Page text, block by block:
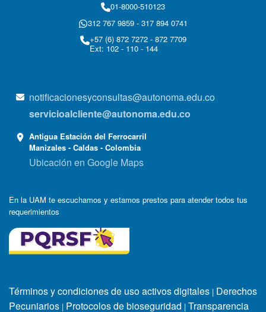
01-8000-510123
312 767 9859 - 317 894 0741
+57 (6) 872 7272 - 872 7709
Ext: 102 - 110 - 144
notificacionesyconsultas@autonoma.edu.co
servicioalcliente@autonoma.edu.co
Antigua Estación del Ferrocarril
Manizales - Caldas - Colombia
Ubicación en Google Maps
En la UAM te escuchamos y estamos prestos para atender todos tus
requerimientos
Términos y condiciones de uso activos digitales | Derechos
Pecuniarios | Protocolos de bioseguridad | Transparencia